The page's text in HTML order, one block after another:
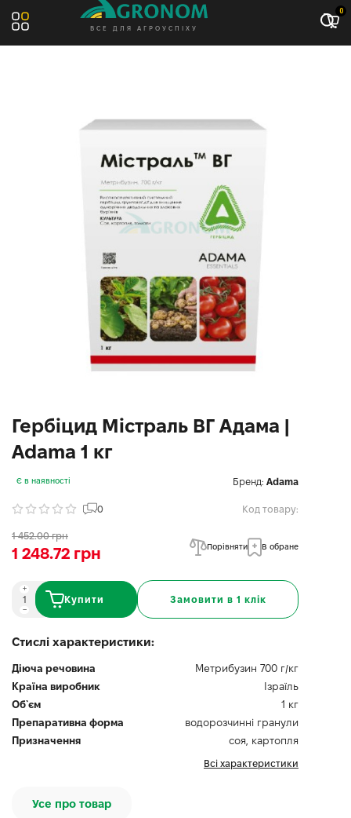
ВСЕ ДЛЯ АГРОУСПІХУ
0
Гербіцид Містраль ВГ Адама |
Adama 1 кг
Є в наявності Бренд: Adama
0 Код товару:
1 452.00 грн
1 248.72 грн Порівняти В обране
Купити Замовити в 1 клік
Стислі характеристики:
Діюча речовина
Метрибузин 700 г/кг
Країна виробник
Ізраїль
Об`єм
1 кг
Препаративна форма
водорозчинні гранули
Призначення
соя, картопля
Всі характеристики
Усе про товар